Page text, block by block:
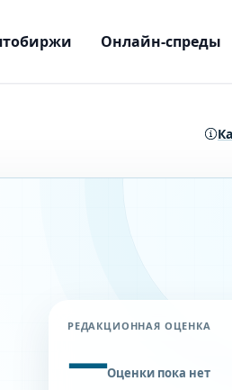
Онлайн-спреды
РЕДАКЦИОННАЯ ОЦЕНКА
—Оценки пока нет